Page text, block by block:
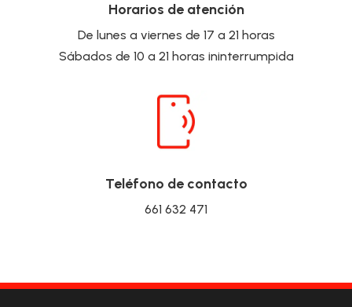
Horarios de atención
De lunes a viernes de 17 a 21 horas
Sábados de 10 a 21 horas ininterrumpida
Teléfono de contacto
661 632 471